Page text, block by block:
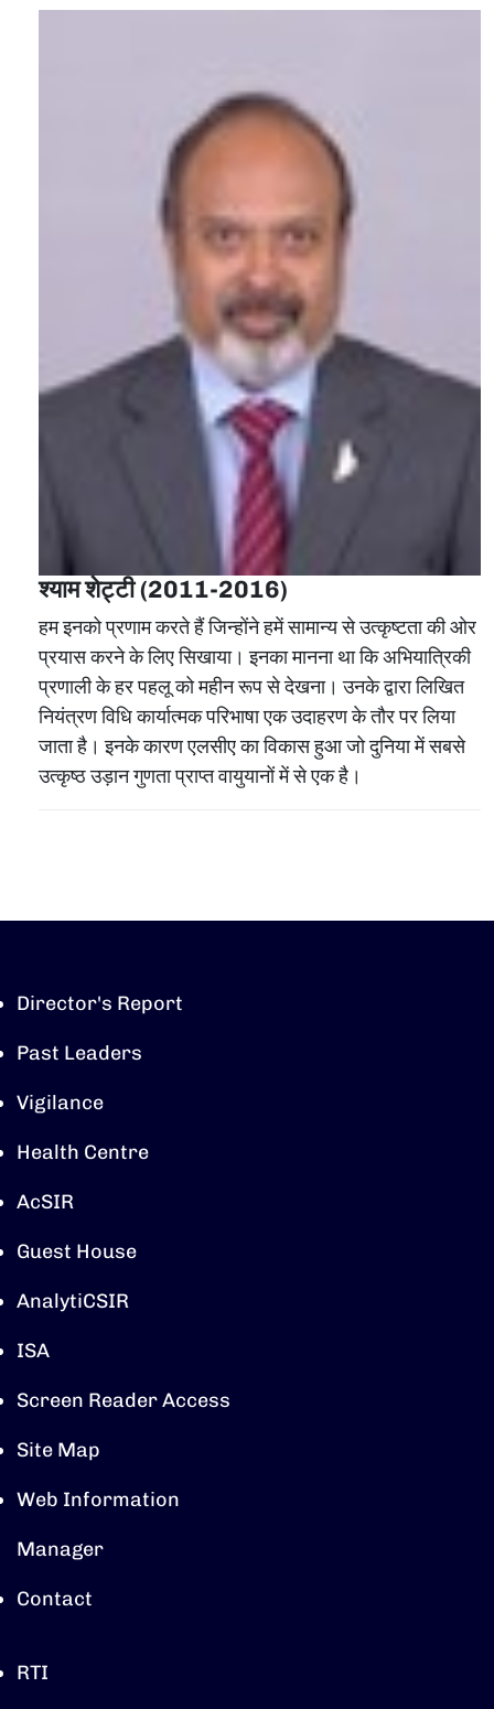
श्याम शेट्टी (2011-2016)
हम इनको प्रणाम करते हैं जिन्होंने हमें सामान्य से उत्कृष्टता की ओर
प्रयास करने के लिए सिखाया। इनका मानना था कि अभियात्रिकी
प्रणाली के हर पहलू को महीन रूप से देखना। उनके द्वारा लिखित
नियंत्रण विधि कार्यात्मक परिभाषा एक उदाहरण के तौर पर लिया
जाता है। इनके कारण एलसीए का विकास हुआ जो दुनिया में सबसे
उत्‍कृष्‍ठ उड़ान गुणता प्राप्‍त वायुयानों में से एक है।
Director's Report
Past Leaders
Vigilance
Health Centre
AcSIR
Guest House
AnalytiCSIR
ISA
Screen Reader Access
Site Map
Web Information
Manager
Contact
RTI